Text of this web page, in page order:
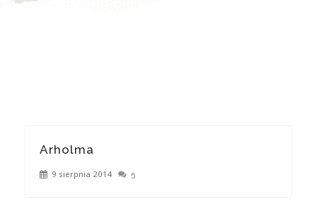
Arholma
9 sierpnia 2014 5